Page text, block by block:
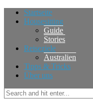
Startseite
Housesitting
Guide
Stories
Reiseziele
Australien
Tipps & Tricks
Über uns